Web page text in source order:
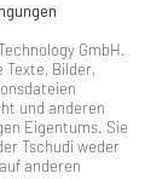
GmbH.
Texte, Bilder,
und anderen
Eigentums. Sie
Tschudi weder
anderen